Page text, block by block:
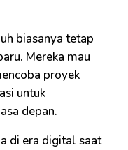
biasanya tetap
Mereka mau
proyek
untuk
depan.
di era digital saat